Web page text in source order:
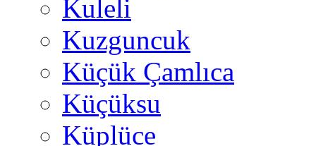
Kuleli
Kuzguncuk
Küçük Çamlıca
Küçüksu
Küplüce